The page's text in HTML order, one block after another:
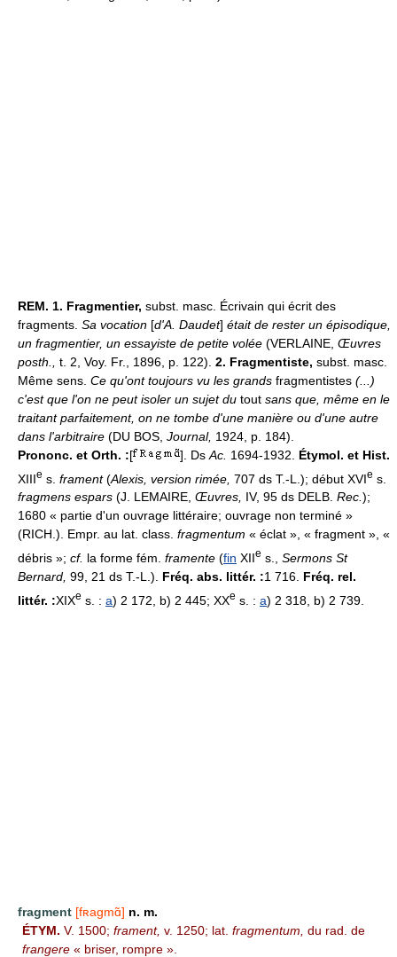
REM. 1. Fragmentier, subst. masc. Écrivain qui écrit des
fragments. Sa vocation [d'A. Daudet] était de rester un épisodique,
un fragmentier, un essayiste de petite volée (VERLAINE, Œuvres
posth., t. 2, Voy. Fr., 1896, p. 122). 2. Fragmentiste, subst. masc.
Même sens. Ce qu'ont toujours vu les grands fragmentistes (...)
c'est que l'on ne peut isoler un sujet du tout sans que, même en le
traitant parfaitement, on ne tombe d'une manière ou d'une autre
dans l'arbitraire (DU BOS, Journal, 1924, p. 184).
Prononc. et Orth. :[ ]. Ds Ac. 1694-1932. Étymol. et Hist.
XIIIe s. frament(Alexis, version rimée, 707 ds T.-L.); début XVIe s.
fragmens espars (J. LEMAIRE, Œuvres, IV, 95 ds DELB. Rec.);
1680 « partie d'un ouvrage littéraire; ouvrage non terminé »
(RICH.). Empr. au lat. class. fragmentum « éclat », « fragment », «
débris »; cf. la forme fém. framente (fin XIIe s., Sermons St
Bernard, 99, 21 ds T.-L.). Fréq. abs. littér. :1 716. Fréq. rel.
littér. :XIXe s. : a) 2 172, b) 2 445; XXe s. : a) 2 318, b) 2 739.
fragment [fʀagmɑ̃] n. m.
ÉTYM. V. 1500; frament, v. 1250; lat. fragmentum, du rad. de
frangere « briser, rompre ».